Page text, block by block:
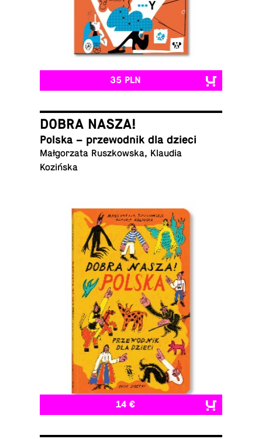
35 PLN
DOBRA NASZA!
Polska – prze­wod­nik dla dzieci
Małgorzata Ruszkowska, Klaudia
Kozińska
14 €